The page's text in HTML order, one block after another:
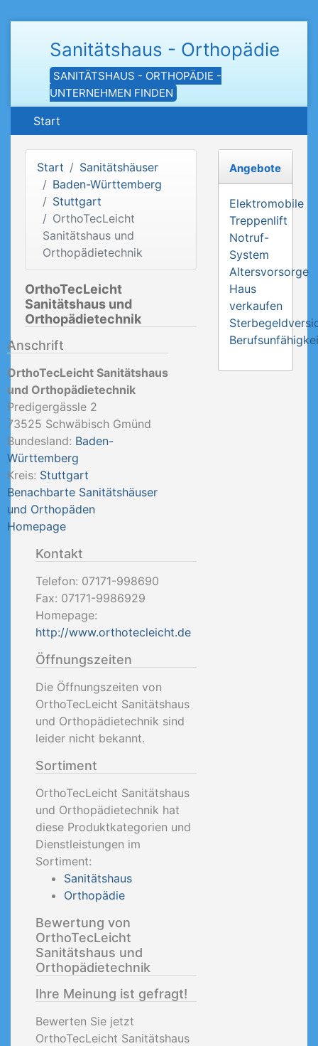
Sanitätshaus - Orthopädie
SANITÄTSHAUS - ORTHOPÄDIE -
UNTERNEHMEN FINDEN
Start
Start
Sanitätshäuser
Baden-Württemberg
Stuttgart
OrthoTecLeicht
Sanitätshaus und
Orthopädietechnik
OrthoTecLeicht
Sanitätshaus und
Orthopädietechnik
Anschrift
OrthoTecLeicht Sanitätshaus
und Orthopädietechnik
Predigergässle 2
73525 Schwäbisch Gmünd
Bundesland: Baden-
Württemberg
Kreis: Stuttgart
Benachbarte Sanitätshäuser
und Orthopäden
Homepage
Kontakt
Telefon: 07171-998690
Fax: 07171-9986929
Homepage:
http://www.orthotecleicht.de
Öffnungszeiten
Die Öffnungszeiten von
OrthoTecLeicht Sanitätshaus
und Orthopädietechnik sind
leider nicht bekannt.
Sortiment
OrthoTecLeicht Sanitätshaus
und Orthopädietechnik hat
diese Produktkategorien und
Dienstleistungen im
Sortiment:
Sanitätshaus
Orthopädie
Bewertung von
OrthoTecLeicht
Sanitätshaus und
Orthopädietechnik
Ihre Meinung ist gefragt!
Bewerten Sie jetzt
OrthoTecLeicht Sanitätshaus
Angebote
Elektromobile
Treppenlift
Notruf-
System
Altersvorsorge
Haus
verkaufen